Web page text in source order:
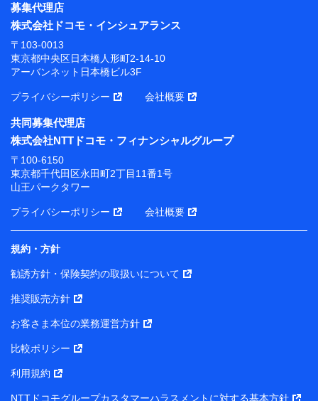
募集代理店
株式会社ドコモ・インシュアランス
〒103-0013
東京都中央区日本橋人形町2-14-10
アーバンネット日本橋ビル3F
プライバシーポリシー 会社概要
共同募集代理店
株式会社NTTドコモ・フィナンシャルグループ
〒100-6150
東京都千代田区永田町2丁目11番1号
山王パークタワー
プライバシーポリシー 会社概要
規約・方針
勧誘方針・保険契約の取扱いについて
推奨販売方針
お客さま本位の業務運営方針
比較ポリシー
利用規約
NTTドコモグループカスタマーハラスメントに対する基本方針